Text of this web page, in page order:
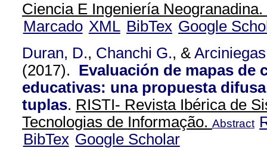
Ciencia E Ingeniería Neogranadina.
Marcado XML BibTex Google
Duran, D., Chanchi G., &
(2017). Evaluación de mapas de
educativas: una propuesta
tuplas. RISTI- Revista Ibérica de
Tecnologias de Informação. Abstract
BibTex Google Scholar